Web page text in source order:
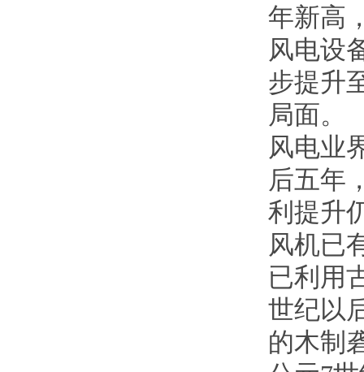
年新高
风电设
步提升
局面。
风电业
后五年
利提升
风机已
已利用
世纪以
的木制